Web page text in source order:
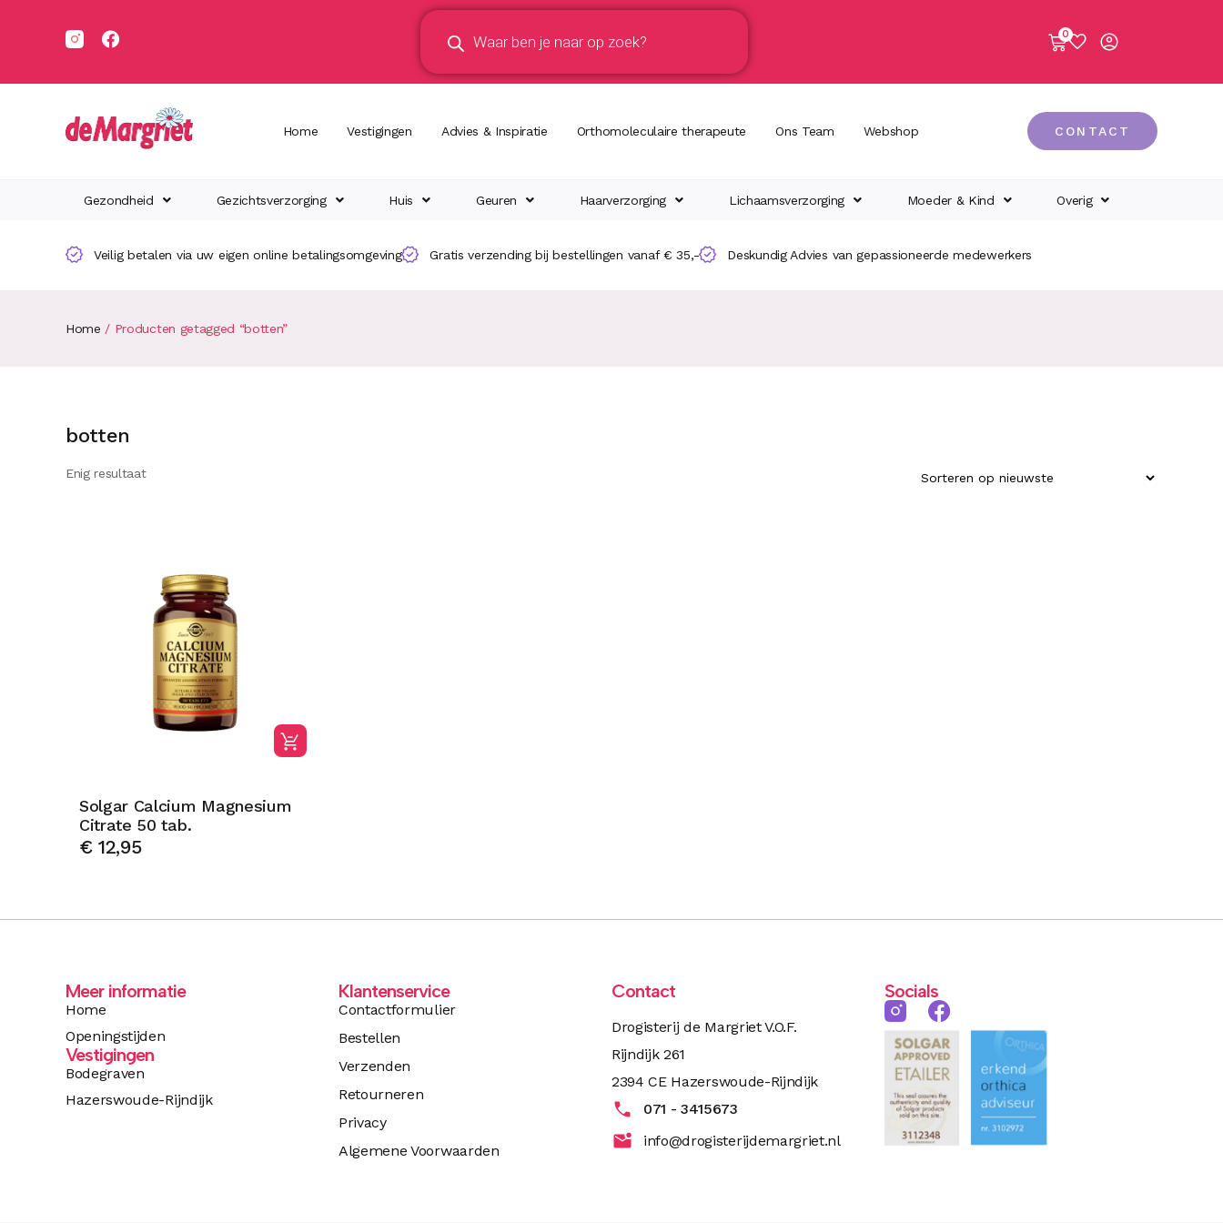
0
Home Vestigingen Advies & Inspiratie Orthomoleculaire therapeute Ons Team Webshop CONTACT
Gezondheid Gezichtsverzorging Huis Geuren Haarverzorging Lichaamsverzorging Moeder & Kind Overig
Veilig betalen via uw eigen online betalingsomgeving Gratis verzending bij bestellingen vanaf € 35,- Deskundig Advies van gepassioneerde medewerkers
Home / Producten getagged “botten”
botten
Enig resultaat
Solgar Calcium Magnesium
Citrate 50 tab.
€12,95
Meer informatie
Home
Openingstijden
Vestigingen
Bodegraven
Hazerswoude-Rijndijk
Klantenservice
Contactformulier
Bestellen
Verzenden
Retourneren
Privacy
Algemene Voorwaarden
Contact
Drogisterij de Margriet V.O.F.
Rijndijk 261
2394 CE Hazerswoude-Rijndijk
071 - 3415673
info@drogisterijdemargriet.nl
Socials